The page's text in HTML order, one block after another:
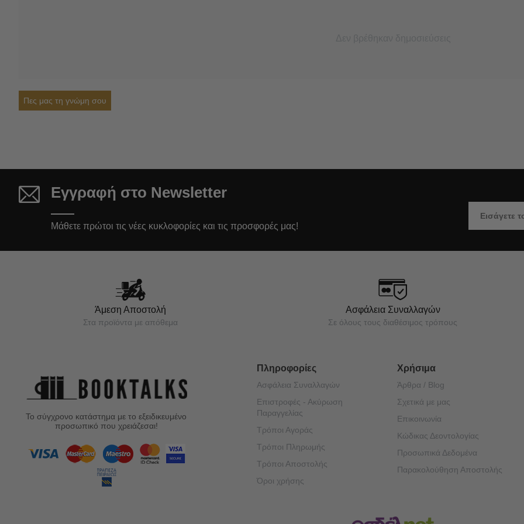
Πες μας τη γνώμη σου
Εγγραφή στο Newsletter
Μάθετε πρώτοι τις νέες κυκλοφορίες και τις προσφορές μας!
Άμεση Αποστολή
Στα προϊόντα με απόθεμα
Ασφάλεια Συναλλαγών
Σε όλους τους διαθέσιμος τρόπους
Το σύγχρονο κατάστημα με το εξειδικευμένο
προσωπικό που χρειάζεσαι!
Πληροφορίες
Ασφάλεια Συναλλαγών
Επιστροφές - Ακύρωση
Παραγγελίας
Τρόποι Αγοράς
Τρόποι Πληρωμής
Τρόποι Αποστολής
Όροι χρήσης
Χρήσιμα
Άρθρα / Blog
Σχετικά με μας
Επικοινωνία
Κώδικας Δεοντολογίας
Προσωπικά Δεδομένα
Παρακολούθηση Αποστολής